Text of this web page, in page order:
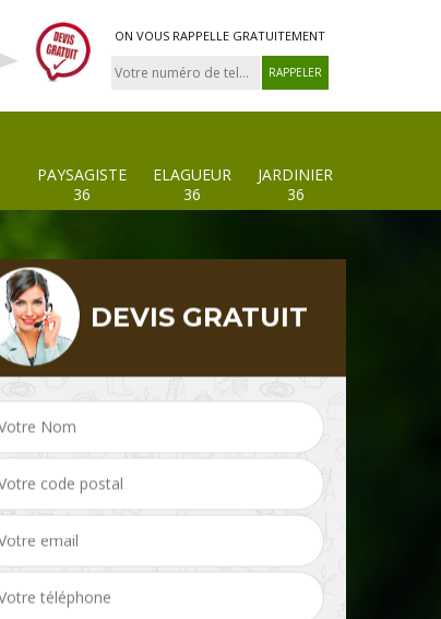
ON VOUS RAPPELLE GRATUITEMENT
PAYSAGISTE
36
ELAGUEUR
36
JARDINIER
36
Paysagiste 36 Elagueur 36
DEVIS GRATUIT